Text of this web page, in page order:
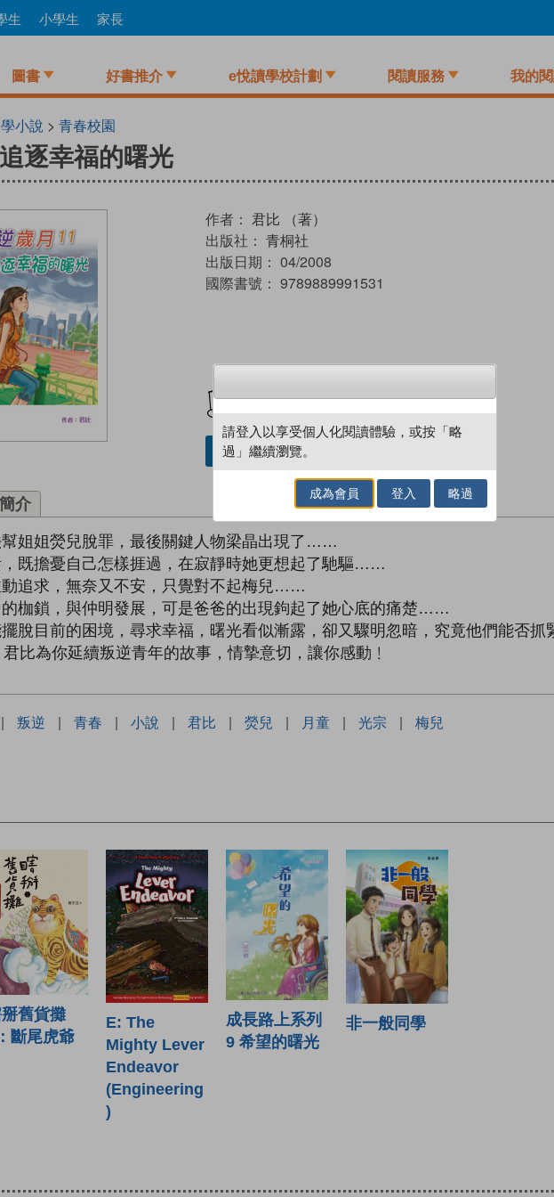
生 小學生 家長
圖書 好書推介 e悅讀學校計劃 閱讀服務 我的
小說 > 青春校園
逐幸福的曙光
作者： 君比 （著）
出版社： 青桐社
出版日期： 04/2008
國際書號： 9789889991531
借閱實體書
介
姐姐熒兒脫罪，最後關鍵人物梁晶出現了……
既擔憂自己怎樣捱過，在寂靜時她更想起了馳驅……
追求，無奈又不安，只覺對不起梅兒……
的枷鎖，與仲明發展，可是爸爸的出現鉤起了她心底的痛楚……
脫目前的困境，尋求幸福，曙光看似漸露，卻又驟明忽暗，究竟他們能否抓
君比為你延續叛逆青年的故事，情摯意切，讓你感動﹗
| 叛逆 | 青春 | 小說 | 君比 | 熒兒 | 月童 | 光宗 | 梅兒
舊貨攤
斷尾虎爺
E: The
Mighty Lever
Endeavor
(Engineering
)
成長路上系列
9 希望的曙光
非一般同學
請登入以享受個人化閱讀體驗，或按「略
過」繼續瀏覽。
成為會員 登入 略過